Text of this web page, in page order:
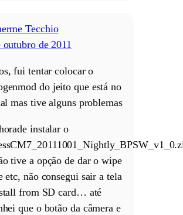
Tecchio
outubro de 2011
fui tentar colocar o
do jeito que está no
mas tive alguns problemas
instalar o
tive a opção de dar o wipe
etc, não consegui sair a tela
from SD card… até
que o botão da câmera e